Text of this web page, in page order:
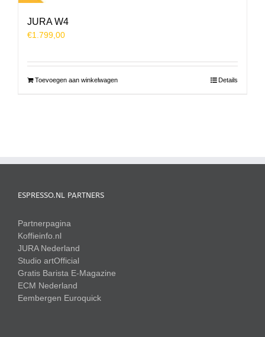
JURA W4
€1.799,00
Toevoegen aan winkelwagen Details
ESPRESSO.NL PARTNERS
Partnerpagina
Koffieinfo.nl
JURA Nederland
Studio artOfficial
Gratis Barista E-Magazine
ECM Nederland
Eembergen Euroquick